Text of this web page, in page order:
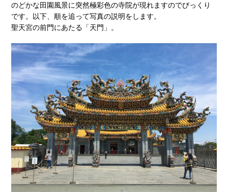
のどかな田園風景に突然極彩色の寺院が現れますのでびっくり
です。以下、順を追って写真の説明をします。
聖天宮の前門にあたる「天門」。